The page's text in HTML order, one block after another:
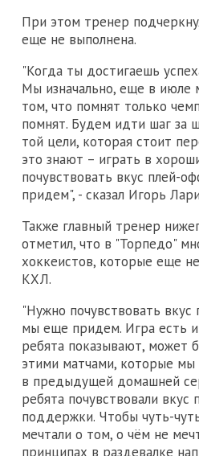
При этом тренер
еще не выполнена.
"Когда ты достигаешь
Мы изначально, еще в июле
том, что помнят только
помнят. Будем идти шаг за
той цели, которая стоит
это знают – играть в
почувствовать вкус плей-
придем", - сказал Игорь
Также главный тренер
отметил, что в "Торпедо"
хоккеистов, которые еще
КХЛ.
"Нужно почувствовать
мы еще придем. Игра есть
ребята показывают, может
этими матчами, которые
в предыдущей домашней
ребята почувствовали вкус
поддержки. Чтобы чуть-
мечтали о том, о чём не
принципах в раздевалке